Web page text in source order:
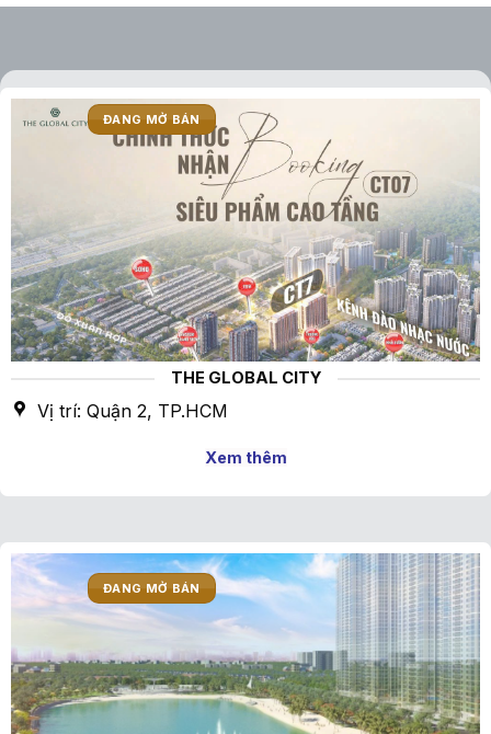
ĐANG MỞ BÁN
THE GLOBAL CITY
Vị trí: Quận 2, TP.HCM
Xem thêm
ĐANG MỞ BÁN